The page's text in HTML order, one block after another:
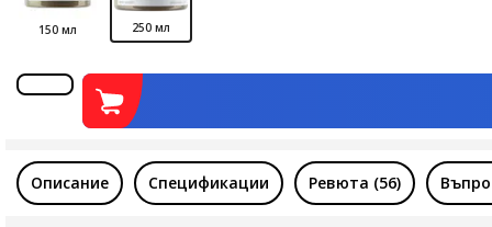
150 мл 250 мл
Описание Спецификации Ревюта (56)